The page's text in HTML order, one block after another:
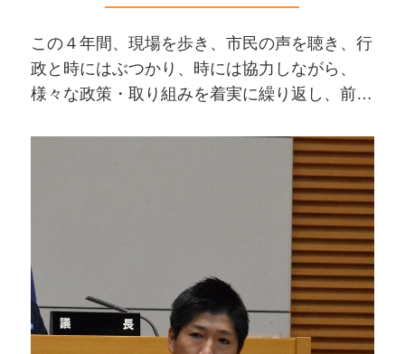
この４年間、現場を歩き、市民の声を聴き、行
政と時にはぶつかり、時には協力しながら、
様々な政策・取り組みを着実に繰り返し、前に